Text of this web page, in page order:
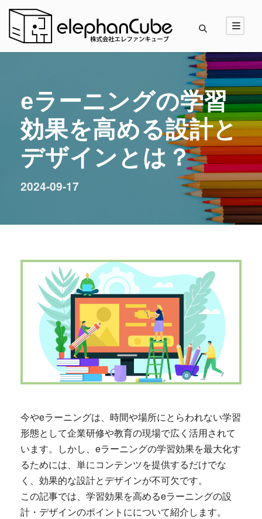
eラーニングの学習
効果を高める設計と
デザインとは？
2024-09-17
今やeラーニングは、時間や場所にとらわれない学習
形態として企業研修や教育の現場で広く活用されて
います。しかし、eラーニングの学習効果を最大化す
るためには、単にコンテンツを提供するだけでな
く、効果的な設計とデザインが不可欠です。
この記事では、学習効果を高めるeラーニングの設
計・デザインのポイントにについて紹介します。